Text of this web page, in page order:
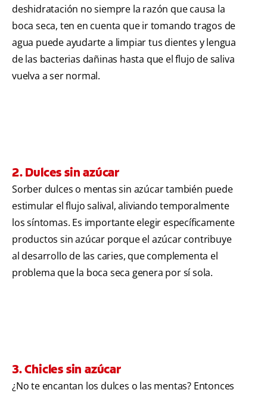
deshidratación no siempre la razón que causa la
boca seca, ten en cuenta que ir tomando tragos de
agua puede ayudarte a limpiar tus dientes y lengua
de las bacterias dañinas hasta que el flujo de saliva
vuelva a ser normal.
2. Dulces sin azúcar
Sorber dulces o mentas sin azúcar también puede
estimular el flujo salival, aliviando temporalmente
los síntomas. Es importante elegir específicamente
productos sin azúcar porque el azúcar contribuye
al desarrollo de las caries, que complementa el
problema que la boca seca genera por sí sola.
3. Chicles sin azúcar
¿No te encantan los dulces o las mentas? Entonces